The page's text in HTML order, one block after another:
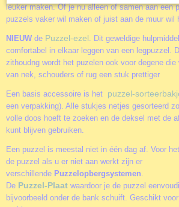
leuker maken. Of je nu alleen of samen aan een
puzzels vaker wil maken of juist aan de muur wil
NIEUW de Puzzel-ezel. Dit geweldige
comfortabel in elkaar leggen van een legpuzzel.
zithoudng wordt het puzelen ook voor degene
van nek, schouders of rug een stuk prettiger
Een basis accessoire is het puzzel-
een verpakking). Alle stukjes netjes gesorteerd
volle doos hoeft te zoeken en de deksel met de
kunt blijven gebruiken.
Een puzzel is meestal niet in één dag af. Voor
de puzzel als u er niet aan werkt zijn er
verschillende Puzzelopbergsystemen.
De Puzzel-Plaat waardoor je de puzzel
bijvoorbeeld onder de bank schuift. Geschikt